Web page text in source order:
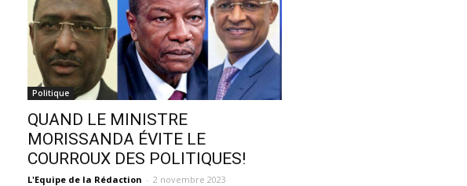
Politique
QUAND LE MINISTRE
MORISSANDA ÉVITE LE
COURROUX DES POLITIQUES!
L'Equipe de la Rédaction - 2 novembre 2023